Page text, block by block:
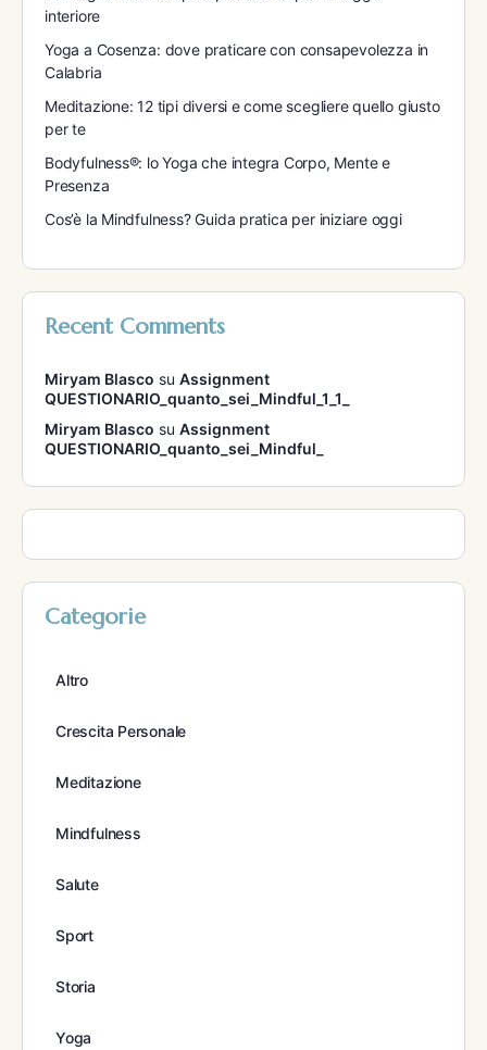
interiore
Yoga a Cosenza: dove praticare con consapevolezza in
Calabria
Meditazione: 12 tipi diversi e come scegliere quello giusto
per te
Bodyfulness®: lo Yoga che integra Corpo, Mente e
Presenza
Cos’è la Mindfulness? Guida pratica per iniziare oggi
Recent Comments
Miryam Blasco su Assignment
QUESTIONARIO_quanto_sei_Mindful_1_1_
Miryam Blasco su Assignment
QUESTIONARIO_quanto_sei_Mindful_
Categorie
Altro
Crescita Personale
Meditazione
Mindfulness
Salute
Sport
Storia
Yoga